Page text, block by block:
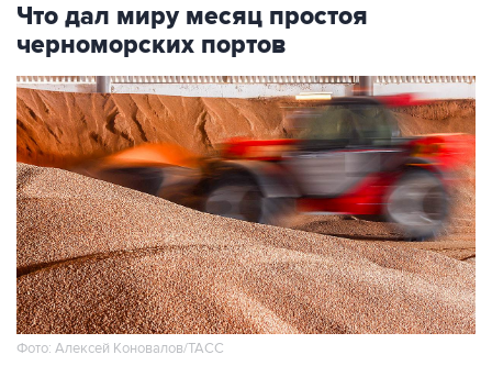
Что дал миру месяц простоя
черноморских портов
Фото: Алексей Коновалов/ТАСС